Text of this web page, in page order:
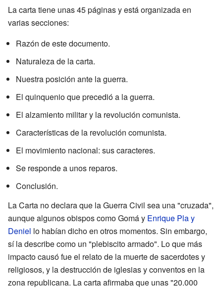
La carta tiene unas 45 páginas y está organizada en
varias secciones:
Razón de este documento.
Naturaleza de la carta.
Nuestra posición ante la guerra.
El quinquenio que precedió a la guerra.
El alzamiento militar y la revolución comunista.
Características de la revolución comunista.
El movimiento nacional: sus caracteres.
Se responde a unos reparos.
Conclusión.
La Carta no declara que la Guerra Civil sea una "cruzada",
aunque algunos obispos como Gomá y Enrique Pla y
Deniel lo habían dicho en otros momentos. Sin embargo,
sí la describe como un "plebiscito armado". Lo que más
impacto causó fue el relato de la muerte de sacerdotes y
religiosos, y la destrucción de iglesias y conventos en la
zona republicana. La carta afirmaba que unas "20.000